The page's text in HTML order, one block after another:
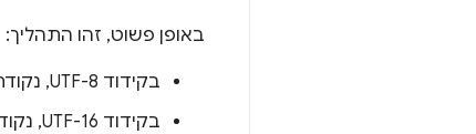
באופן פשוט, זהו התהליך:
בקידוד UTF-8, נקודת קוד יכולה להשתמש בין 1 לארבעה בייטים (8 ביט לכל בייט).
בקידוד UTF-16, נקודת קוד היא תמיד שני בייטים (16 ביט).